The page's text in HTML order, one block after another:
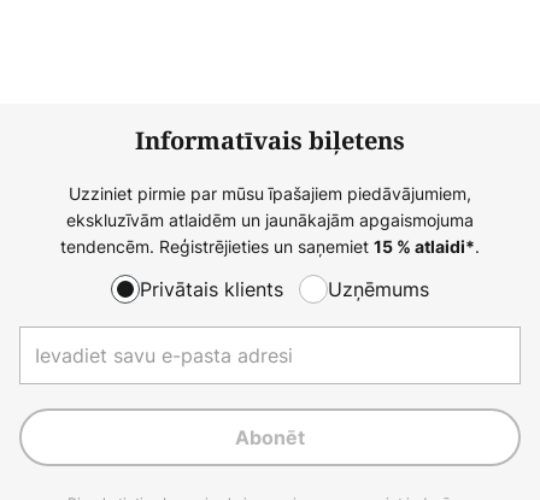
Informatīvais biļetens
Uzziniet pirmie par mūsu īpašajiem piedāvājumiem,
ekskluzīvām atlaidēm un jaunākajām apgaismojuma
tendencēm. Reģistrējieties un saņemiet 15 % atlaidi*.
Privātais klients Uzņēmums
Abonēt